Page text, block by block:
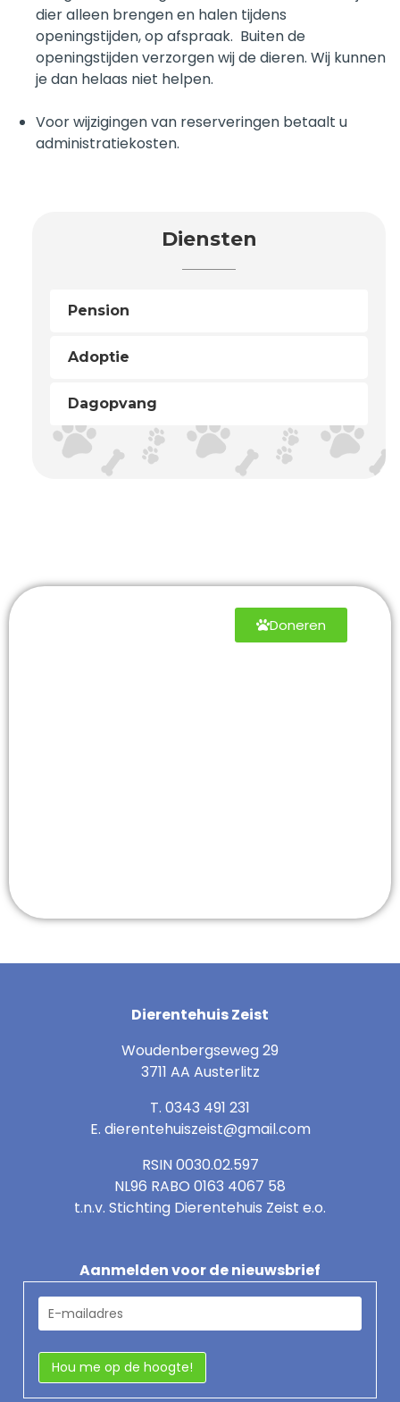
dier alleen brengen en halen tijdens
openingstijden, op afspraak. Buiten de
openingstijden verzorgen wij de dieren. Wij kunnen
je dan helaas niet helpen.
Voor wijzigingen van reserveringen betaalt u
administratiekosten.
Diensten
Pension
Adoptie
Dagopvang
Doneren
Dierentehuis Zeist
Woudenbergseweg 29
3711 AA Austerlitz
T. 0343 491 231
E. dierentehuiszeist@gmail.com
RSIN 0030.02.597
NL96 RABO 0163 4067 58
t.n.v. Stichting Dierentehuis Zeist e.o.
Aanmelden voor de nieuwsbrief
-
m